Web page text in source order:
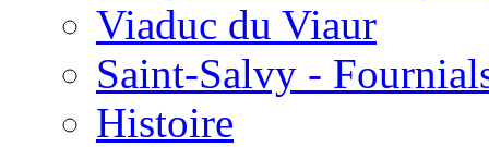
Viaduc du Viaur
Saint-Salvy -
Histoire